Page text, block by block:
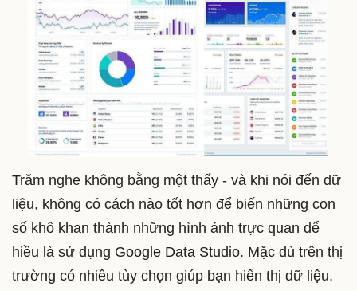
Trăm nghe không bằng một thấy - và khi nói đến dữ
liệu, không có cách nào tốt hơn để biến những con
số khô khan thành những hình ảnh trực quan dể
hiều là sử dụng Google Data Studio. Mặc dù trên thị
trường có nhiều tùy chọn giúp bạn hiển thị dữ liệu,